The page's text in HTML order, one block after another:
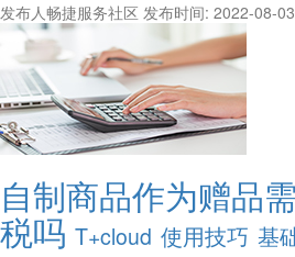
发布人畅捷服务社区 发布时间: 2022-08-
自制商品作为赠品
税吗 T+cloud 使用技巧 基